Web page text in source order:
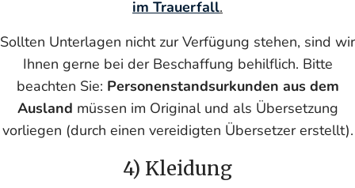
im Trauerfall.
Sollten Unterlagen nicht zur Verfügung stehen, sind wir
Ihnen gerne bei der Beschaffung behilflich. Bitte
beachten Sie: Personenstandsurkunden aus dem
Ausland müssen im Original und als Übersetzung
vorliegen (durch einen vereidigten Übersetzer erstellt).
4) Kleidung